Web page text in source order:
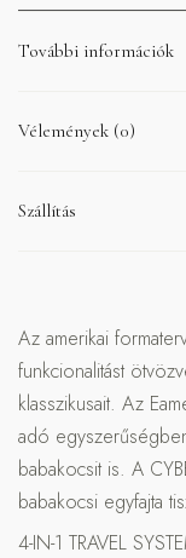
További információk
Vélemények (0)
Szállítás
Az amerikai
funkcionalitást
klasszikusait. Az
adó
babakocsit is. A
babakocsi egyfajta
4-IN-1 TRAVEL